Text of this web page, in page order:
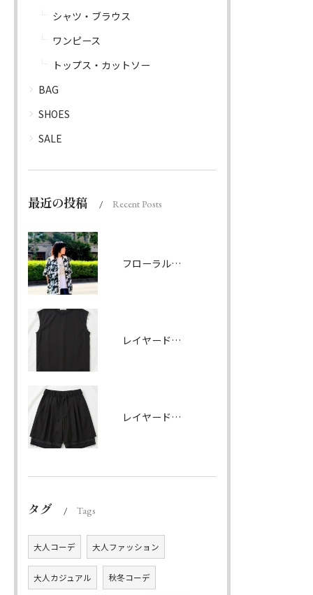
シャツ・ブラウス
ワンピース
トップス・カットソー
BAG
SHOES
SALE
最近の投稿 Recent Posts
フローラルパターンシャツ ダークグリーン
レイヤードノースリーブ ブラック
レイヤードハーフパンツ ブラック
タグ Tags
大人コーデ 大人ファッション
大人カジュアル 秋冬コーデ